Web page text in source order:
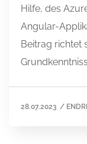
Hilfe, des
Angular-
Beitrag richtet
28.07.2023 /